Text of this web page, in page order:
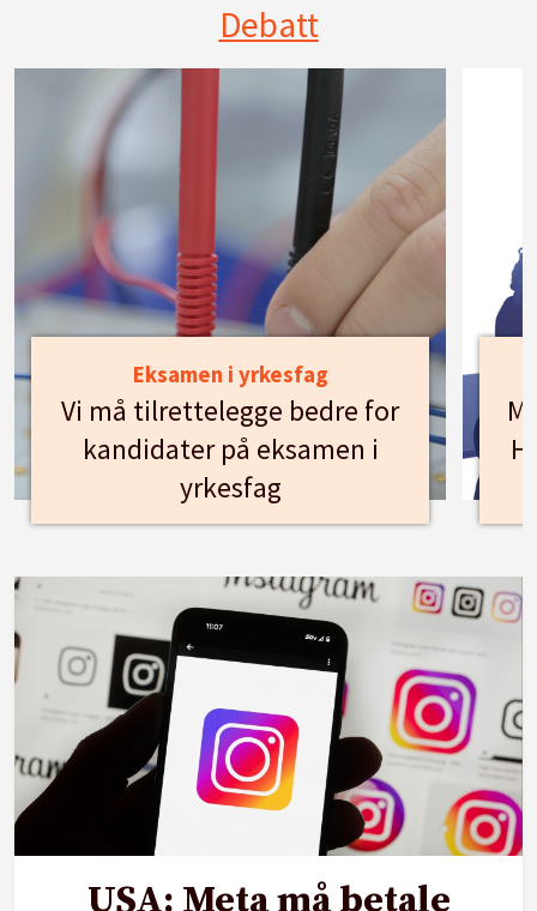
Debatt
Eksamen i yrkesfag
Vi må tilrettelegge bedre for
kandidater på eksamen i
yrkesfag
USA: Meta må betale